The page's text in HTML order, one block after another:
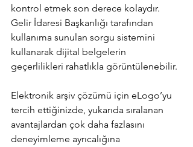
kontrol etmek son derece kolaydır.
Gelir İdaresi Başkanlığı tarafından
kullanıma sunulan sorgu sistemini
kullanarak dijital belgelerin
geçerlilikleri rahatlıkla görüntülenebilir.
Elektronik arşiv çözümü için eLogo’yu
tercih ettiğinizde, yukarıda sıralanan
avantajlardan çok daha fazlasını
deneyimleme ayrıcalığına